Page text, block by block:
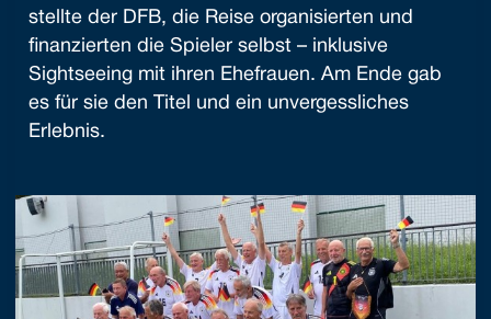
stellte der DFB, die Reise organisierten und
finanzierten die Spieler selbst – inklusive
Sightseeing mit ihren Ehefrauen. Am Ende gab
es für sie den Titel und ein unvergessliches
Erlebnis.